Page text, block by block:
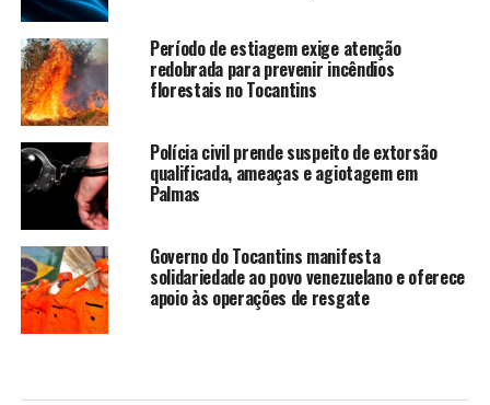
Período de estiagem exige atenção
redobrada para prevenir incêndios
florestais no Tocantins
Polícia civil prende suspeito de extorsão
qualificada, ameaças e agiotagem em
Palmas
Governo do Tocantins manifesta
solidariedade ao povo venezuelano e oferece
apoio às operações de resgate